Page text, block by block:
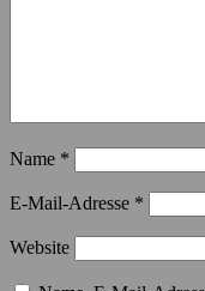
Name *
E-Mail-Adresse *
Website